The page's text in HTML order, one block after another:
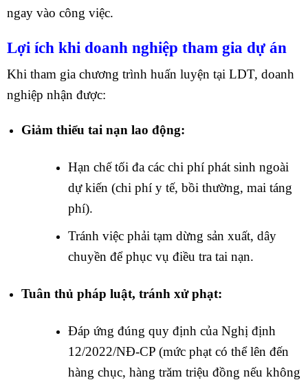
ngay vào công việc.
Lợi ích khi doanh nghiệp tham gia dự án
Khi tham gia chương trình huấn luyện tại LDT, doanh
nghiệp nhận được:
Giảm thiểu tai nạn lao động:
Hạn chế tối đa các chi phí phát sinh ngoài
dự kiến (chi phí y tế, bồi thường, mai táng
phí).
Tránh việc phải tạm dừng sản xuất, dây
chuyền để phục vụ điều tra tai nạn.
Tuân thủ pháp luật, tránh xử phạt:
Đáp ứng đúng quy định của Nghị định
12/2022/NĐ-CP (mức phạt có thể lên đến
hàng chục, hàng trăm triệu đồng nếu không